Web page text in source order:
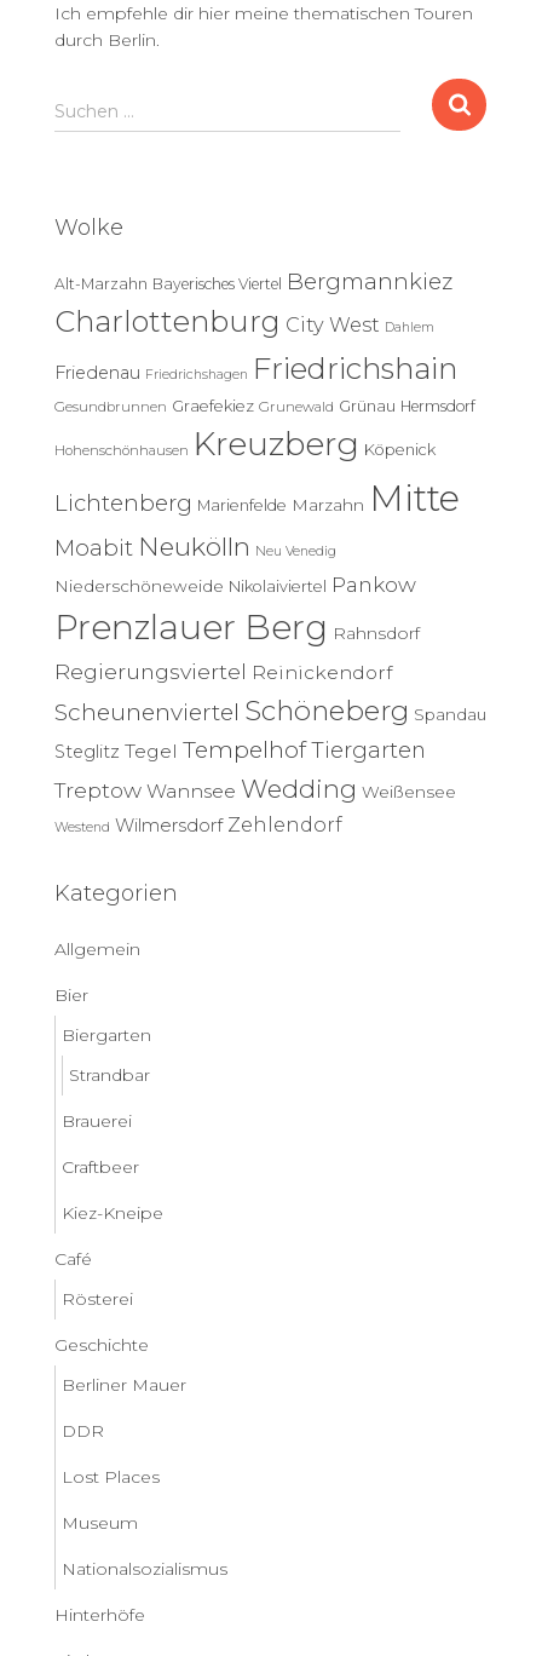
Ich empfehle dir hier meine thematischen Touren
durch Berlin.
S
u
n
a
c
:
Suchen …
Wolke
Alt-Marzahn Bayerisches Viertel Bergmannkiez
Charlottenburg City West Dahlem
Friedenau Friedrichshagen Friedrichshain
Gesundbrunnen Graefekiez Grunewald Grünau Hermsdorf
Hohenschönhausen Kreuzberg Köpenick
Lichtenberg Marienfelde Marzahn Mitte
Moabit Neukölln Neu Venedig
Niederschöneweide Nikolaiviertel Pankow
Prenzlauer Berg Rahnsdorf
Regierungsviertel Reinickendorf
Scheunenviertel Schöneberg Spandau
Steglitz Tegel TempelhofTiergarten
Treptow Wannsee Wedding Weißensee
Westend Wilmersdorf Zehlendorf
Kategorien
Allgemein
Bier
Biergarten
Strandbar
Brauerei
Craftbeer
Kiez-Kneipe
Café
Rösterei
Geschichte
Berliner Mauer
DDR
Lost Places
Museum
Nationalsozialismus
Hinterhöfe